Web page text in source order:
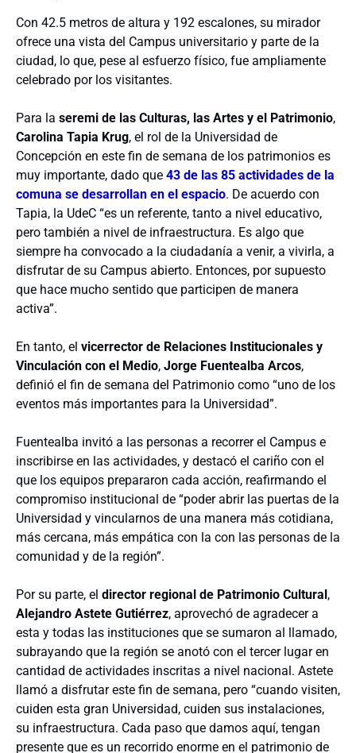
Con 42.5 metros de altura y 192 escalones, su mirador
ofrece una vista del Campus universitario y parte de la
ciudad, lo que, pese al esfuerzo físico, fue ampliamente
celebrado por los visitantes.
Para la seremi de las Culturas, las Artes y el Patrimonio,
Carolina Tapia Krug, el rol de la Universidad de
Concepción en este fin de semana de los patrimonios es
muy importante, dado que 43 de las 85 actividades de la
comuna se desarrollan en el espacio. De acuerdo con
Tapia, la UdeC “es un referente, tanto a nivel educativo,
pero también a nivel de infraestructura. Es algo que
siempre ha convocado a la ciudadanía a venir, a vivirla, a
disfrutar de su Campus abierto. Entonces, por supuesto
que hace mucho sentido que participen de manera
activa”.
En tanto, el vicerrector de Relaciones Institucionales y
Vinculación con el Medio, Jorge Fuentealba Arcos,
definió el fin de semana del Patrimonio como “uno de los
eventos más importantes para la Universidad”.
Fuentealba invitó a las personas a recorrer el Campus e
inscribirse en las actividades, y destacó el cariño con el
que los equipos prepararon cada acción, reafirmando el
compromiso institucional de “poder abrir las puertas de la
Universidad y vincularnos de una manera más cotidiana,
más cercana, más empática con la con las personas de la
comunidad y de la región”.
Por su parte, el director regional de Patrimonio Cultural ,
Alejandro Astete Gutiérrez, aprovechó de agradecer a
esta y todas las instituciones que se sumaron al llamado,
subrayando que la región se anotó con el tercer lugar en
cantidad de actividades inscritas a nivel nacional. Astete
llamó a disfrutar este fin de semana, pero “cuando visiten,
cuiden esta gran Universidad, cuiden sus instalaciones,
su infraestructura. Cada paso que damos aquí, tengan
presente que es un recorrido enorme en el patrimonio de